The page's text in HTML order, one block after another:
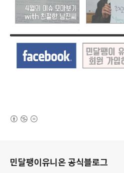
민달팽이유니온 공식블로그